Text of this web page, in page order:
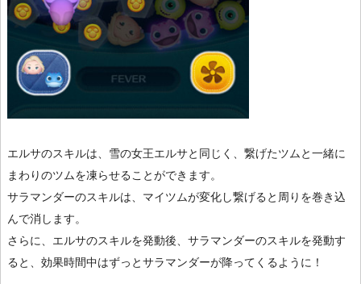
エルサのスキルは、雪の女王エルサと同じく、繋げたツムと一緒に
まわりのツムを凍らせることができます。
サラマンダーのスキルは、マイツムが変化し繋げると周りを巻き込
んで消します。
さらに、エルサのスキルを発動後、サラマンダーのスキルを発動す
ると、効果時間中はずっとサラマンダーが降ってくるように！